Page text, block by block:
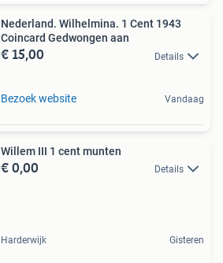
Nederland. Wilhelmina. 1 Cent 1943
Coincard Gedwongen aan
€ 15,00 Details
Bezoek website Vandaag
Willem III 1 cent munten
€ 0,00 Details
Harderwijk Gisteren